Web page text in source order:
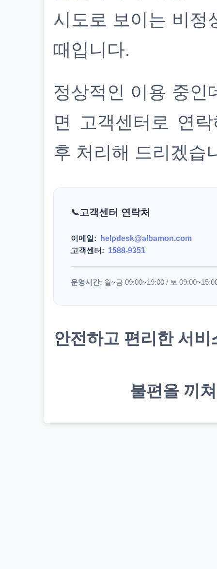
시도로 보이는 비정
때입니다.
정상적인 이용 중인
면 고객센터로 연
후 처리해 드리겠습
고객센터 연락처
이메일:
helpdesk@albamon.com
고객센터: 1588-9351
운영시간: 월~금 09:00~19:00 / 토
안전하고 편리한 서
불편을 끼